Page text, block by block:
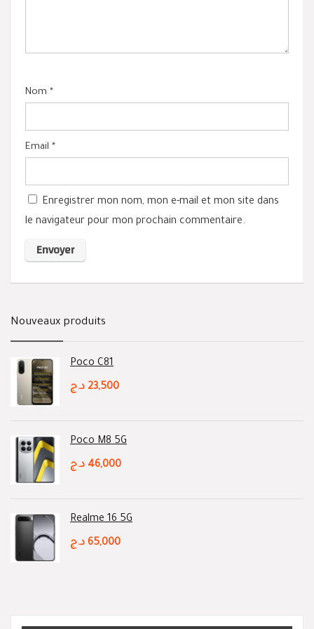
Nom *
Email *
Enregistrer mon nom, mon e-mail et mon site dans
le navigateur pour mon prochain commentaire.
Nouveaux produits
Poco C81
23,500 د.ج
Poco M8 5G
46,000 د.ج
Realme 16 5G
65,000 د.ج